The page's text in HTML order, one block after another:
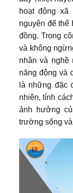
hoạt động
nguyện để thể
đồng. Trong
và không
nhân và
năng động và
là những đặc
nhiên, tính
ảnh hưởng
trường sống